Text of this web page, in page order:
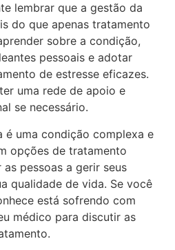
lembrar que a gestão da
do que apenas tratamento
sobre a condição,
pessoais e adotar
de estresse eficazes.
uma rede de apoio e
se necessário.
é uma condição complexa e
opções de tratamento
pessoas a gerir seus
qualidade de vida. Se você
está sofrendo com
médico para discutir as